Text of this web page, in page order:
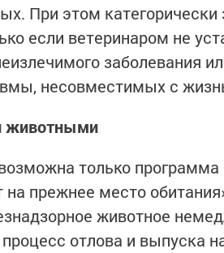
При этом
если ветеринаром не
заболевания
несовместимых с
животными
только программа
прежнее место
животное
отлова и выпуска